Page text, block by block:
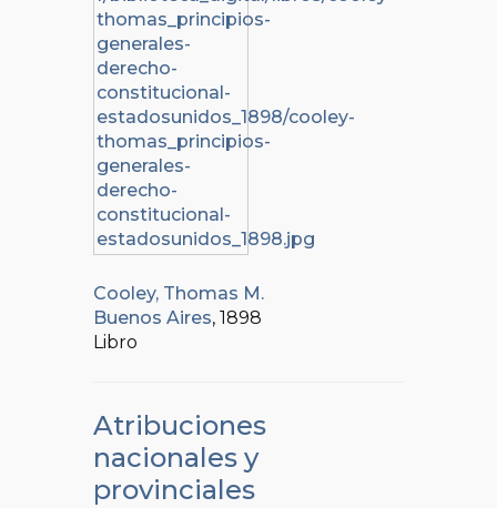
Cooley, Thomas M.
Buenos Aires, 1898
Libro
Atribuciones
nacionales y
provinciales